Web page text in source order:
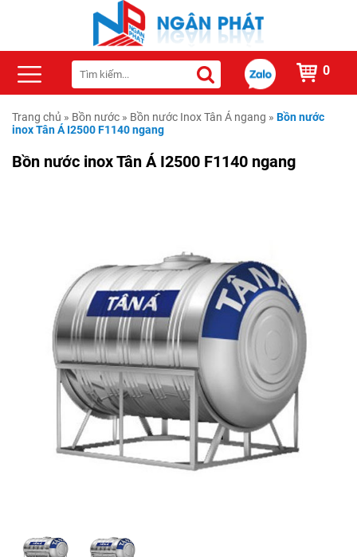
0
Trang chủ » Bồn nước » Bồn nước Inox Tân Á ngang » Bồn nước
inox Tân Á I2500 F1140 ngang
Bồn nước inox Tân Á I2500 F1140 ngang